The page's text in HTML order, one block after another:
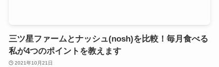
三ツ星ファームとナッシュ(nosh)を比較！毎月食べる
私が4つのポイントを教えます
2021年10月21日